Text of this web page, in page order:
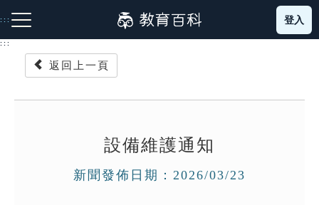
到
主
::: 登入
:::
返回上一頁
設備維護通知
新聞發佈日期：2026/03/23